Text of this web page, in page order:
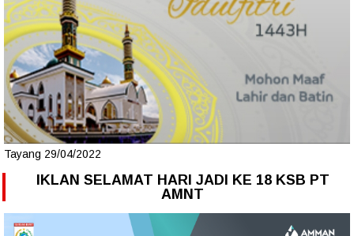
Tayang 29/04/2022
IKLAN SELAMAT HARI JADI KE 18 KSB PT
AMNT